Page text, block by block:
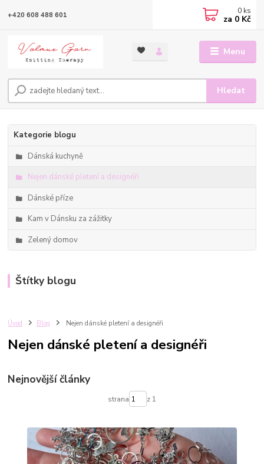
Menu
Hledat
+420 608 488 601 0 ks
za 0 Kč
Kategorie blogu
Dánská kuchyně
Nejen dánské pletení a designéři
Dánské příze
Kam v Dánsku za zážitky
Zelený domov
Štítky blogu
Úvod Blog Nejen dánské pletení a designéři
Nejen dánské pletení a designéři
Nejnovější články
strana z 1